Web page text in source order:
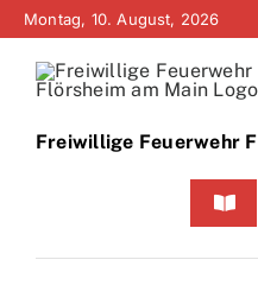
Zum
springen
Montag, 10. August, 2026
Freiwillige Feuerwehr
Home